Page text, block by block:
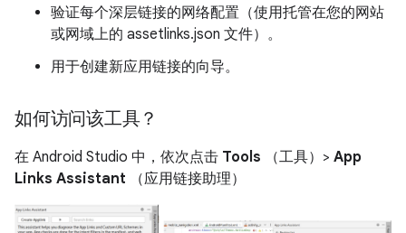
验证每个深层链接的网络配置（使用托管在您的网站
或网域上的 assetlinks.json 文件）。
用于创建新应用链接的向导。
如何访问该工具？
在 Android Studio 中，依次点击 Tools （工具）> App
Links Assistant （应用链接助理）